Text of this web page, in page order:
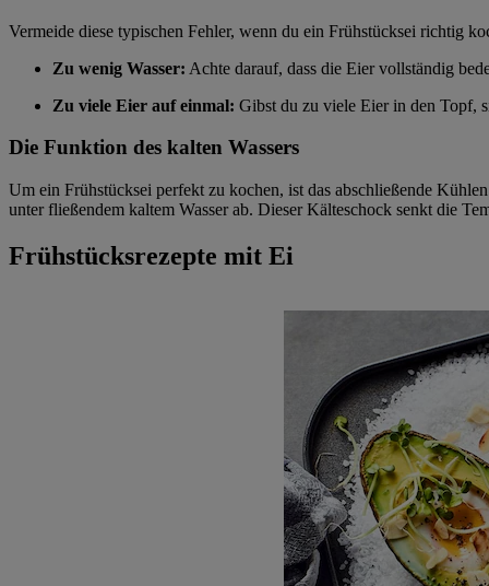
Vermeide diese typischen Fehler, wenn du ein Frühstücksei richtig
Zu wenig Wasser: Achte darauf, dass die Eier vollständig
Zu viele Eier auf einmal: Gibst du zu viele Eier in den Topf,
Die Funktion des kalten Wassers
Um ein Frühstücksei perfekt zu kochen, ist das abschließende
unter fließendem kaltem Wasser ab. Dieser Kälteschock senkt die
Frühstücksrezepte mit Ei